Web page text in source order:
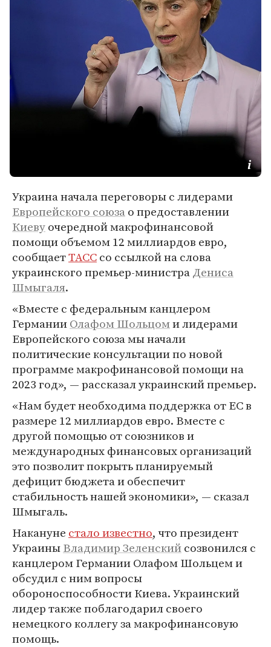
Украина начала переговоры с лидерами
Европейского союзао предоставлении
Киевуочередной макрофинансовой
помощи объемом 12 миллиардов евро,
сообщаетТАССсо ссылкой на слова
украинского премьер-министраДениса
Шмыгаля.
«Вместе с федеральным канцлером
ГерманииОлафом Шольцоми лидерами
Европейского союза мы начали
политические консультации по новой
программе макрофинансовой помощи на
2023 год», — рассказал украинский премьер.
«Нам будет необходима поддержка от ЕС в
размере 12 миллиардов евро. Вместе с
другой помощью от союзников и
международных финансовых организаций
это позволит покрыть планируемый
дефицит бюджета и обеспечит
стабильность нашей экономики», — сказал
Шмыгаль.
Накануне стало известно, что президент
УкраиныВладимир Зеленскийсозвонился с
канцлером Германии Олафом Шольцем и
обсудил с ним вопросы
обороноспособности Киева. Украинский
лидер также поблагодарил своего
немецкого коллегу за макрофинансовую
помощь.